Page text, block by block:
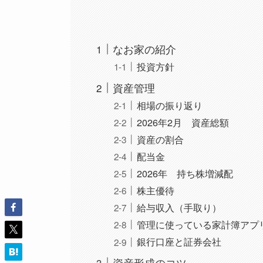
なお家の紹介
投資方針
資産管理
相場の振り返り
2026年2月 資産総額
資産の割合
配当金
2026年 持ち株増減配
株主優待
給与収入（手取り）
管理に使っている家計簿アプ
銀行口座と証券会社